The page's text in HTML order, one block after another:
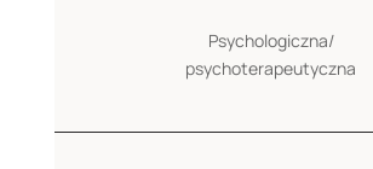
Psychologiczna/
psychoterapeutyczna